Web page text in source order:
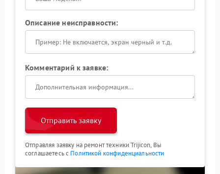
Описание неисправности:
Комментарий к заявке:
Отправить заявку
Отправляя заявку на ремонт техники Trijicon, Вы
соглашаетесь с Политикой конфиденциальности